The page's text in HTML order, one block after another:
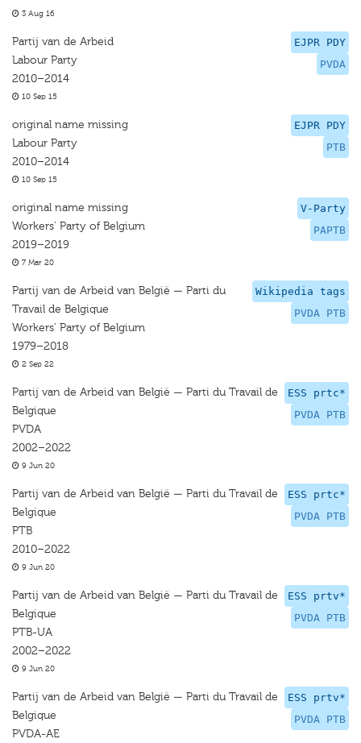
3 Aug 16
EJPR PDY
PVDA
Partij van de Arbeid
Labour Party
2010–2014
10 Sep 15
EJPR PDY
PTB
original name missing
Labour Party
2010–2014
10 Sep 15
V-Party
PAPTB
original name missing
Workers' Party of Belgium
2019–2019
7 Mar 20
Wikipedia tags
PVDA PTB
Partij van de Arbeid van België — Parti du
Travail de Belgique
Workers' Party of Belgium
1979–2018
2 Sep 22
ESS prtc*
PVDA PTB
Partij van de Arbeid van België — Parti du Travail de
Belgique
PVDA
2002–2022
9 Jun 20
ESS prtc*
PVDA PTB
Partij van de Arbeid van België — Parti du Travail de
Belgique
PTB
2010–2022
9 Jun 20
ESS prtv*
PVDA PTB
Partij van de Arbeid van België — Parti du Travail de
Belgique
PTB-UA
2002–2022
9 Jun 20
ESS prtv*
PVDA PTB
Partij van de Arbeid van België — Parti du Travail de
Belgique
PVDA-AE